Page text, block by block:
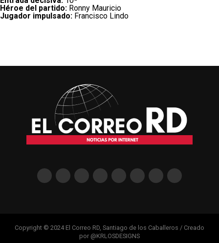
Héroe del partido: Ronny Mauricio
Jugador impulsado: Francisco Lindo
Copyright © 2024 El Correo RD, Santiago de los Caballeros / Creado
por @KRLOSDESIGNS